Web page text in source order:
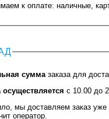
к оплате: наличные,
сумма заказа для
осуществляется с 10.00 до
мы доставляем заказ
оператор.